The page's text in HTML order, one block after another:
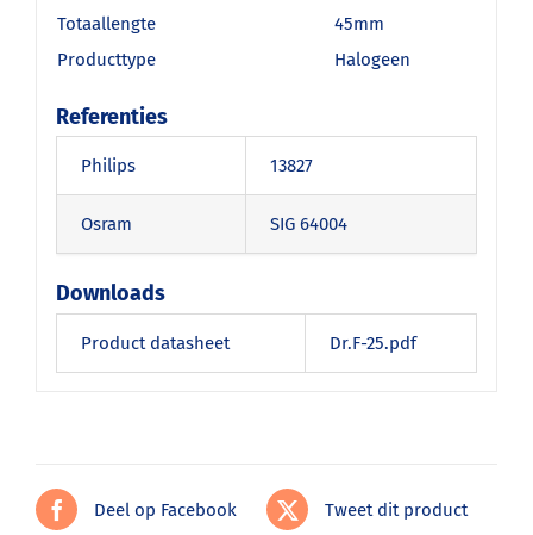
Totaallengte
45mm
Producttype
Halogeen
Referenties
Philips 13827
Osram SIG 64004
Downloads
Product datasheet Dr.F-25.pdf
Deel op Facebook Tweet dit product